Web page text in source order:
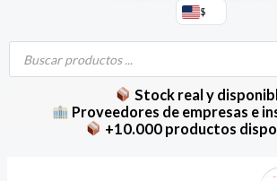
$
Búsqueda
productos
Stock real y
Proveedores de empresas e
+10.000 productos